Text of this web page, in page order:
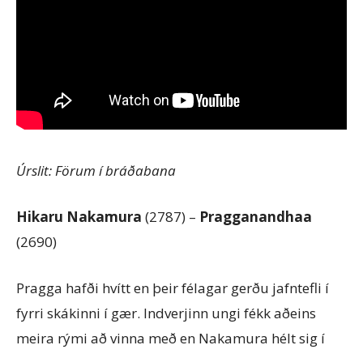
Úrslit: Förum í bráðabana
Hikaru Nakamura (2787) – Pragganandhaa
(2690)
Pragga hafði hvítt en þeir félagar gerðu jafntefli í
fyrri skákinni í gær. Indverjinn ungi fékk aðeins
meira rými að vinna með en Nakamura hélt sig í